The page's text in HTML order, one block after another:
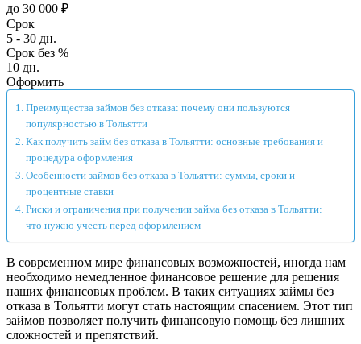
до 30 000 ₽
Срок
5 - 30 дн.
Срок без %
10 дн.
Оформить
Преимущества займов без отказа: почему они пользуются
популярностью в Тольятти
Как получить займ без отказа в Тольятти: основные требования и
процедура оформления
Особенности займов без отказа в Тольятти: суммы, сроки и
процентные ставки
Риски и ограничения при получении займа без отказа в Тольятти:
что нужно учесть перед оформлением
В современном мире финансовых возможностей, иногда нам
необходимо немедленное финансовое решение для решения
наших финансовых проблем. В таких ситуациях займы без
отказа в Тольятти могут стать настоящим спасением. Этот тип
займов позволяет получить финансовую помощь без лишних
сложностей и препятствий.